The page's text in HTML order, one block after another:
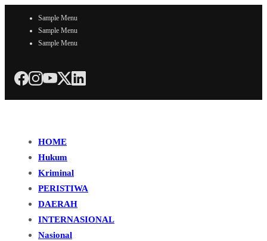
Sample Menu
Sample Menu
Sample Menu
HOME
Hukum
Kriminal
PERISTIWA
DAERAH
INTERNASIONAL
Nasional